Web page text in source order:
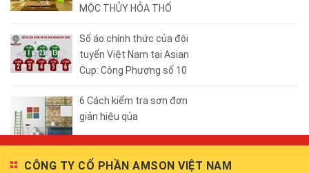
MỘC THỦY HỎA THỔ
Số áo chính thức của đội
tuyển Việt Nam tại Asian
Cup: Công Phượng số 10
6 Cách kiểm tra sơn đơn
giản hiệu qủa
CÔNG TY CỔ PHẦN AMSON VIỆT NAM